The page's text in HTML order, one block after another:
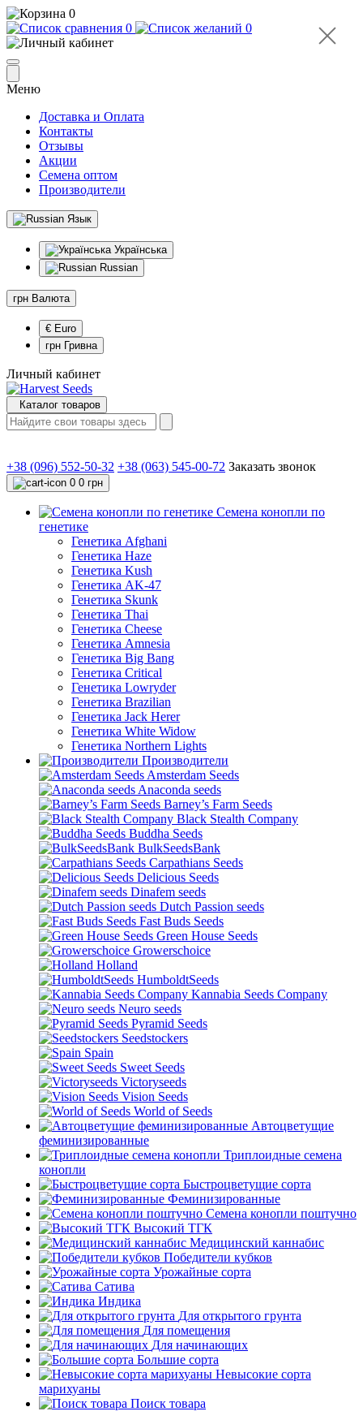
0
0
0
Меню
Доставка и Оплата
Контакты
Отзывы
Акции
Семена оптом
Производители
Язык
Українська
Russian
грн Валюта
€ Euro
грн Гривна
Личный кабинет
Каталог товаров
+38 (096) 552-50-32 +38 (063) 545-00-72 Заказать звонок
0 0 грн
Семена конопли по
генетике
Генетика Afghani
Генетика Haze
Генетика Kush
Генетика AK-47
Генетика Skunk
Генетика Thai
Генетика Cheese
Генетика Amnesia
Генетика Big Bang
Генетика Critical
Генетика Lowryder
Генетика Brazilian
Генетика Jack Herer
Генетика White Widow
Генетика Northern Lights
Производители
Amsterdam Seeds
Anaconda seeds
Barney’s Farm Seeds
Black Stealth Company
Buddha Seeds
BulkSeedsBank
Carpathians Seeds
Delicious Seeds
Dinafem seeds
Dutch Passion seeds
Fast Buds Seeds
Green House Seeds
Growerschoice
Holland
HumboldtSeeds
Kannabia Seeds Company
Neuro seeds
Pyramid Seeds
Seedstockers
Spain
Sweet Seeds
Victoryseeds
Vision Seeds
World of Seeds
Автоцветущие
феминизированные
Триплоидные семена
конопли
Быстроцветущие сорта
Феминизированные
Семена конопли поштучно
Высокий ТГК
Медицинский каннабис
Победители кубков
Урожайные сорта
Сатива
Индика
Для открытого грунта
Для помещения
Для начинающих
Большие сорта
Невысокие сорта
марихуаны
Поиск товара